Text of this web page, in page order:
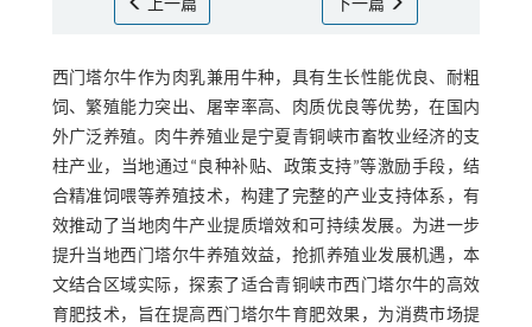
上一篇 下一篇
西门塔尔牛作为肉乳兼用牛种，具有生长性能优良、耐粗
饲、繁殖能力突出、屠宰率高、肉质优良等优势，在国内
外广泛养殖。肉牛养殖业是宁夏青铜峡市畜牧业经济的支
柱产业，当地通过“良种补贴、政策支持”等激励手段，结
合精准饲喂等养殖技术，构建了完整的产业支持体系，有
效推动了当地肉牛产业提质增效和可持续发展。为进一步
提升当地西门塔尔牛养殖效益，抢抓养殖业发展机遇，本
文结合区域实际，探索了适合青铜峡市西门塔尔牛的高效
育肥技术，旨在提高西门塔尔牛育肥效果，为消费市场提